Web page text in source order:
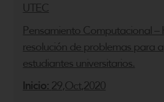
UTEC
Pensamiento Computacional –
resolución de problemas para
estudiantes universitarios.
Inicio: 29,Oct,2020